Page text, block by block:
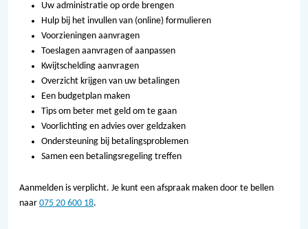
Uw administratie op orde brengen
Hulp bij het invullen van (online) formulieren
Voorzieningen aanvragen
Toeslagen aanvragen of aanpassen
Kwijtschelding aanvragen
Overzicht krijgen van uw betalingen
Een budgetplan maken
Tips om beter met geld om te gaan
Voorlichting en advies over geldzaken
Ondersteuning bij betalingsproblemen
Samen een betalingsregeling treffen
Aanmelden is verplicht. Je kunt een afspraak maken door te bellen
naar 075 20 600 18.